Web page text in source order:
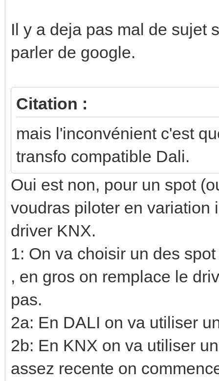
Il y a deja pas mal de sujet
parler de google.
Citation :
mais l'inconvénient c'est
transfo compatible Dali.
Oui est non, pour un spot
voudras piloter en variation
driver KNX.
1: On va choisir un des
, en gros on remplace le
pas.
2a: En DALI on va utiliser
2b: En KNX on va utiliser
assez recente on